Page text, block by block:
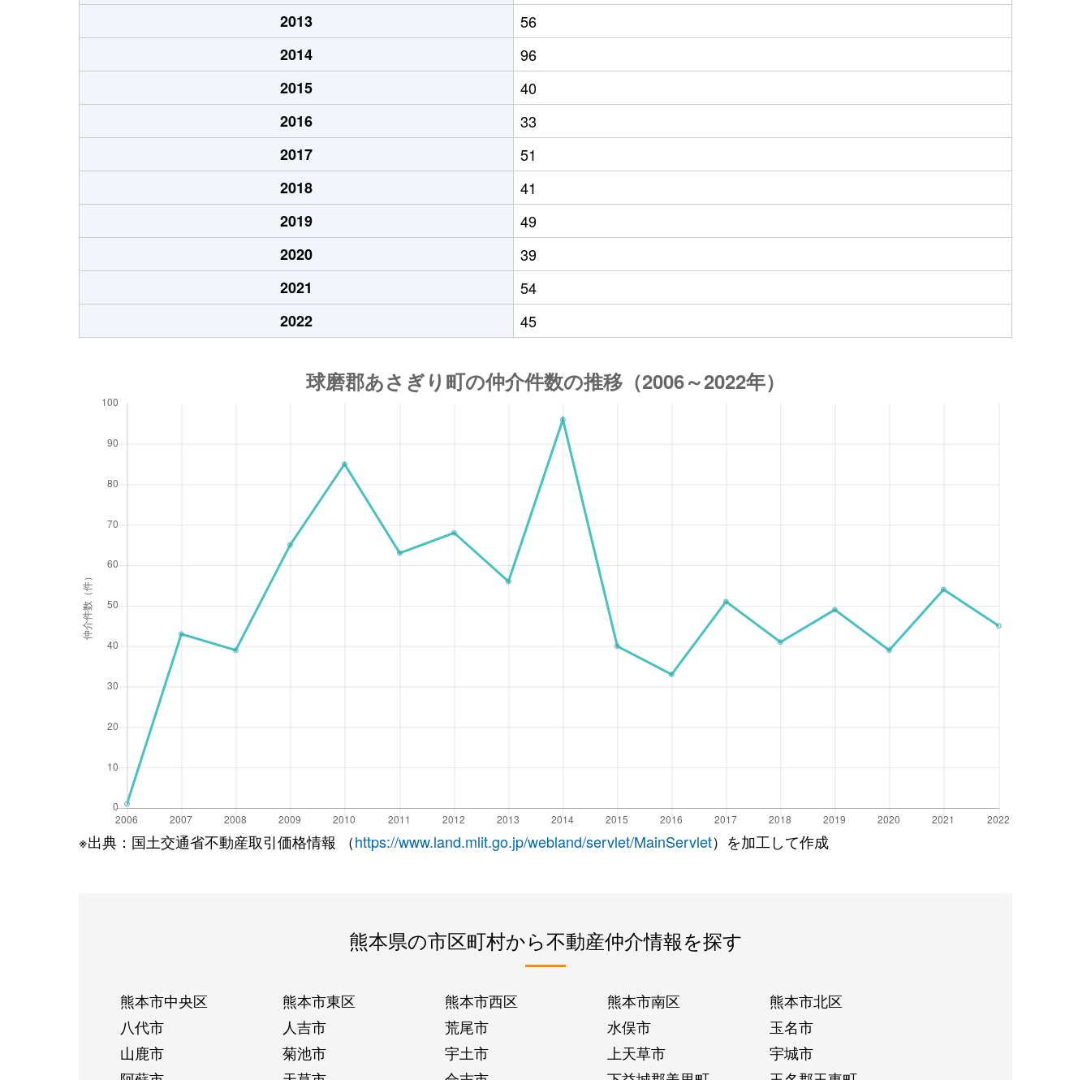
2013
56
2014
96
2015
40
2016
33
2017
51
2018
41
2019
49
2020
39
2021
54
2022
45
※出典：国土交通省不動産取引価格情報 （https://www.land.mlit.go.jp/webland/servlet/MainServlet）を加工して作成
熊本県の市区町村から不動産仲介情報を探す
熊本市中央区 熊本市東区 熊本市西区 熊本市南区
熊本市北区
八代市
人吉市 荒尾市 水俣市
玉名市
山鹿市
菊池市 宇土市 上天草市
宇城市